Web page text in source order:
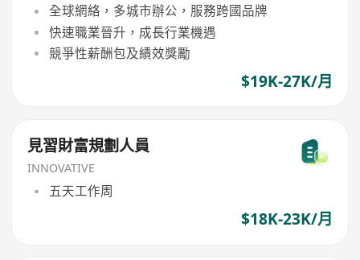
全球網絡，多城市辦公，服務跨國品牌
快速職業晉升，成長行業機遇
競爭性薪酬包及績效獎勵
$19K-27K/月
見習財富規劃人員
INNOVATIVE
五天工作周
$18K-23K/月